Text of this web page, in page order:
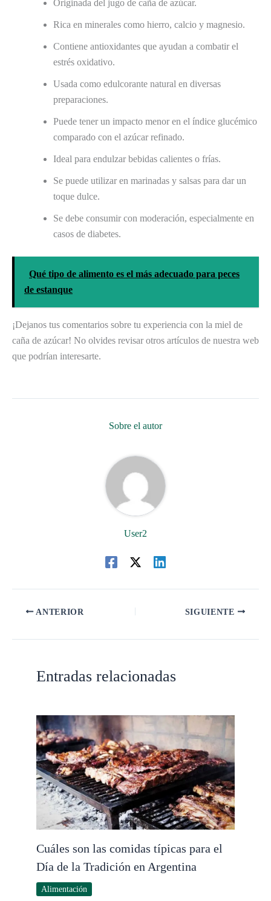
Originada del jugo de caña de azúcar.
Rica en minerales como hierro, calcio y magnesio.
Contiene antioxidantes que ayudan a combatir el
estrés oxidativo.
Usada como edulcorante natural en diversas
preparaciones.
Puede tener un impacto menor en el índice glucémico
comparado con el azúcar refinado.
Ideal para endulzar bebidas calientes o frías.
Se puede utilizar en marinadas y salsas para dar un
toque dulce.
Se debe consumir con moderación, especialmente en
casos de diabetes.
Qué tipo de alimento es el más adecuado para peces
de estanque
¡Dejanos tus comentarios sobre tu experiencia con la miel de
caña de azúcar! No olvides revisar otros artículos de nuestra web
que podrían interesarte.
Sobre el autor
User2
ANTERIOR SIGUIENTE
Entradas relacionadas
Cuáles son las comidas típicas para el
Día de la Tradición en Argentina
Alimentación